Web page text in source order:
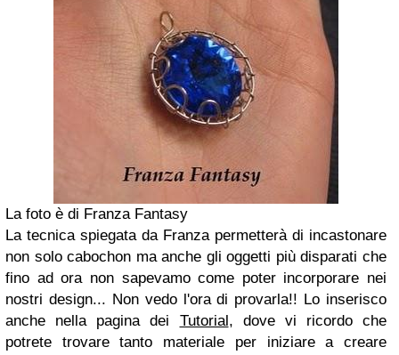
La foto è di Franza Fantasy
La tecnica spiegata da Franza permetterà di incastonare
non solo cabochon ma anche gli oggetti più disparati che
fino ad ora non sapevamo come poter incorporare nei
nostri design... Non vedo l'ora di provarla!! Lo inserisco
anche nella pagina dei Tutorial, dove vi ricordo che
potrete trovare tanto materiale per iniziare a creare